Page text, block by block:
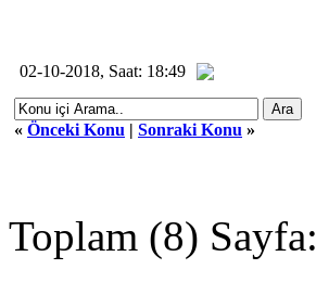
02-10-2018, Saat: 18:49
« Önceki Konu | Sonraki Konu »
Toplam (8) Sayfa: